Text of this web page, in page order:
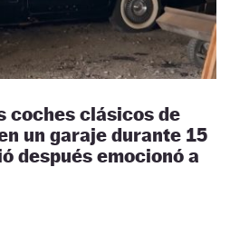
coches clásicos de
un garaje durante 15
después emocionó a